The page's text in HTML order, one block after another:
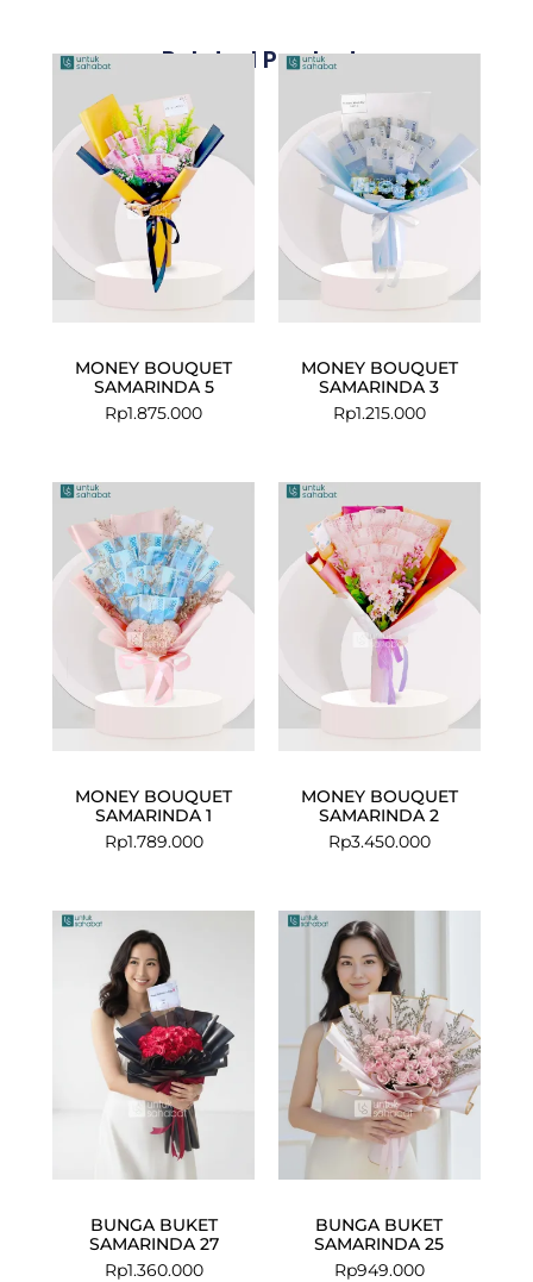
Related Products
MONEY BOUQUET
SAMARINDA 5
Rp1.875.000
MONEY BOUQUET
SAMARINDA 3
Rp1.215.000
MONEY BOUQUET
SAMARINDA 1
Rp1.789.000
MONEY BOUQUET
SAMARINDA 2
Rp3.450.000
BUNGA BUKET
SAMARINDA 27
Rp1.360.000
BUNGA BUKET
SAMARINDA 25
Rp949.000